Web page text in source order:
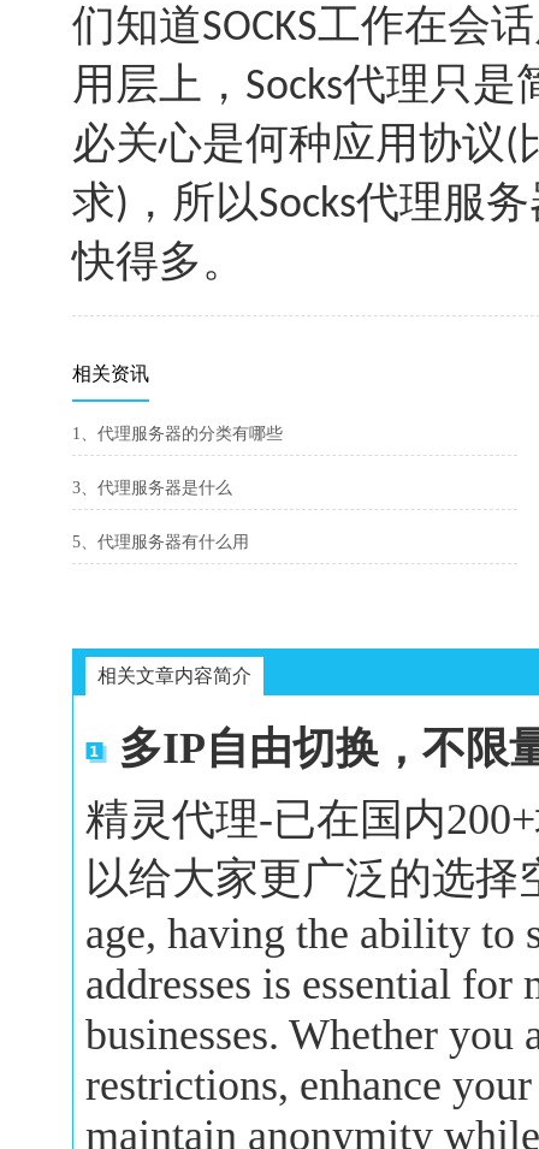
们知道SOCKS工作在会
用层上， Socks代理只是
必关心是何种应用协议(
求) ，所以Socks代理服
快得多。
相关资讯
1、代理服务器的分类有哪些
3、代理服务器是什么
5、代理服务器有什么用
相关文章内容简介
多IP自由切换，不限
精灵代理-已在国内
以给大家更广泛的选择
age, having the ability to
addresses is essential
businesses. Whether you
restrictions, enhance
maintain anonymity